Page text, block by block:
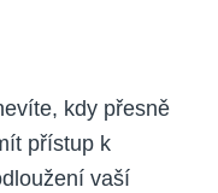
kdy přesně
přístup k
vaší